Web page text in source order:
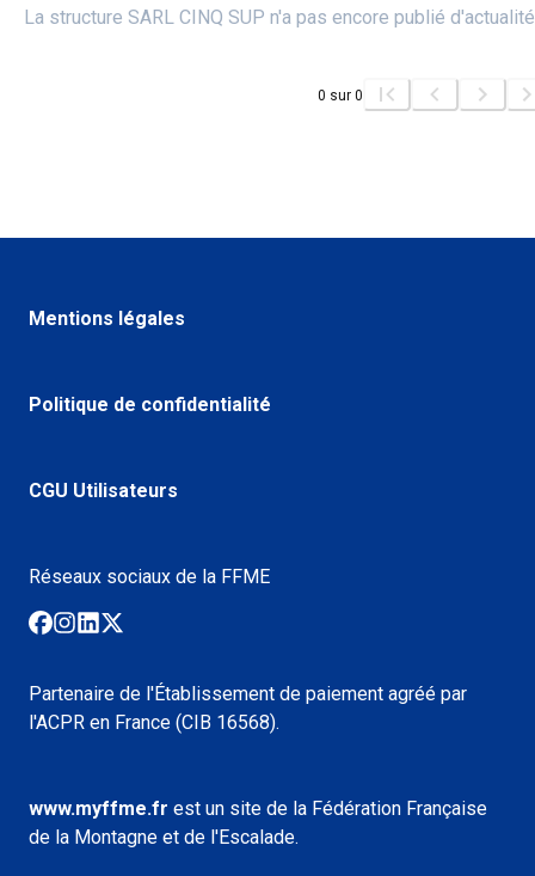
La structure SARL CINQ SUP n'a pas encore publié
0 sur 0
Mentions légales
Politique de confidentialité
CGU Utilisateurs
Partenaire de l'Établissement de paiement agréé par
l'ACPR en France (CIB 16568).
www.myffme.fr est un site de la Fédération Française
de la Montagne et de l'Escalade.
Réseaux sociaux de la FFME